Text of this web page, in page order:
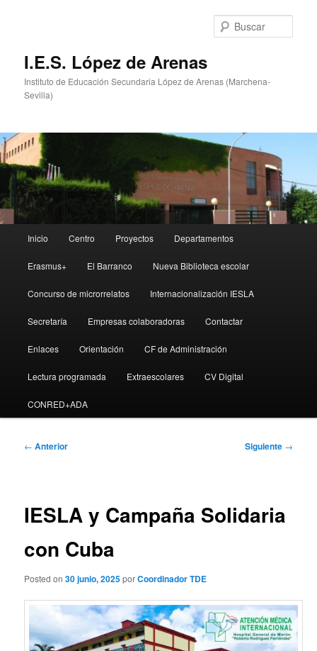
I.E.S. López de Arenas
Instituto de Educación Secundaria López de Arenas (Marchena-
Sevilla)
principal
Inicio Centro Proyectos Departamentos
Erasmus+ El Barranco Nueva Biblioteca escolar
Concurso de microrrelatos Internacionalización IESLA
Secretaría Empresas colaboradoras Contactar
Enlaces Orientación CF de Administración
Lectura programada Extraescolares CV Digital
CONRED+ADA
Navegación
← Anterior Siguiente →
IESLA y Campaña Solidaria
con Cuba
Posted on30 junio, 2025porCoordinador TDE